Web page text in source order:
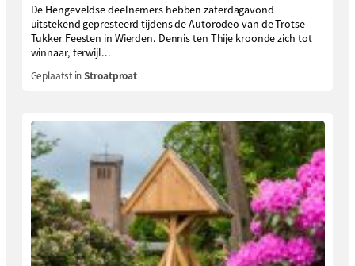
De Hengeveldse deelnemers hebben zaterdagavond
uitstekend gepresteerd tijdens de Autorodeo van de Trotse
Tukker Feesten in Wierden. Dennis ten Thije kroonde zich tot
winnaar, terwijl...
Geplaatst inStroatproat